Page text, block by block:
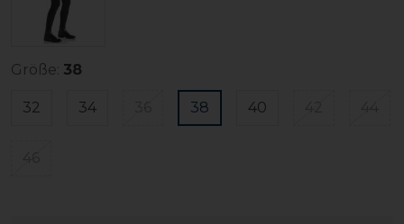
Größe: 38
32 34 38 40